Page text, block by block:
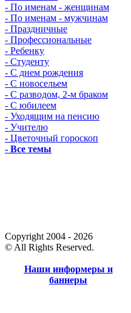
- По именам - женщинам
- По именам - мужчинам
- Праздничные
- Профессиональные
- Ребенку
- Студенту
- С днем рождения
- С новосельем
- С разводом, 2-м браком
- С юбилеем
- Уходящим на пенсию
- Учителю
- Цветочный гороскоп
- Все темы
Copyright 2004 - 2026
© All Rights Reserved.
Наши информеры и
баннеры